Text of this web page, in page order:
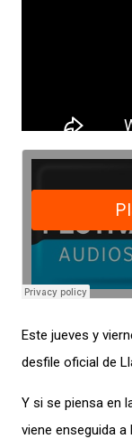
Este jueves y
desfile oficial de
Y si se piensa en
viene enseguida a